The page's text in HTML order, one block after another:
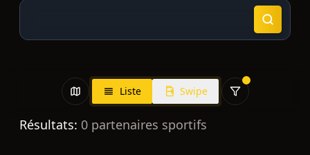
Liste Swipe
Résultats: 0 partenaires sportifs